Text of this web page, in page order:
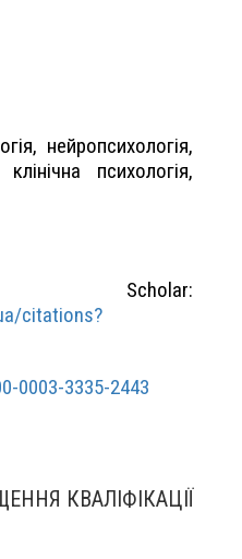
нейропсихологія,
психологія,
citations?
0003-3335-2443
КВАЛІФІКАЦІЇ